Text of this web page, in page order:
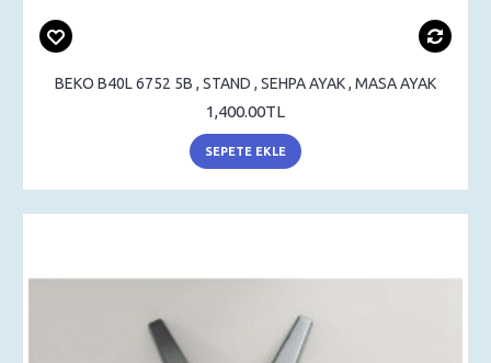
BEKO B40L 6752 5B , STAND , SEHPA AYAK , MASA AYAK
1,400.00TL
SEPETE EKLE